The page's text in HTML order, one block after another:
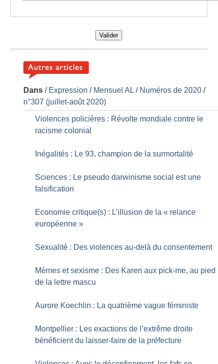
Valider
Dans / Expression / Mensuel AL / Numéros de 2020 /
n°307 (juillet-août 2020)
Violences policières : Révolte mondiale contre le
racisme colonial
Inégalités : Le 93, champion de la surmortalité
Sciences : Le pseudo darwinisme social est une
falsification
Economie critique(s) : L’illusion de la « relance
européenne »
Sexualité : Des violences au-delà du consentement
Mèmes et sexisme : Des Karen aux pick-me, au pied
de la lettre mascu
Aurore Koechlin : La quatrième vague féministe
Montpellier : Les exactions de l’extrême droite
bénéficient du laisser-faire de la préfecture